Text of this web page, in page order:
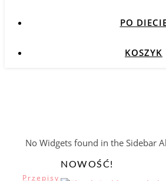
PO
KOSZYK
No Widgets found in the Sidebar
Przepisy
NOWOŚĆ!